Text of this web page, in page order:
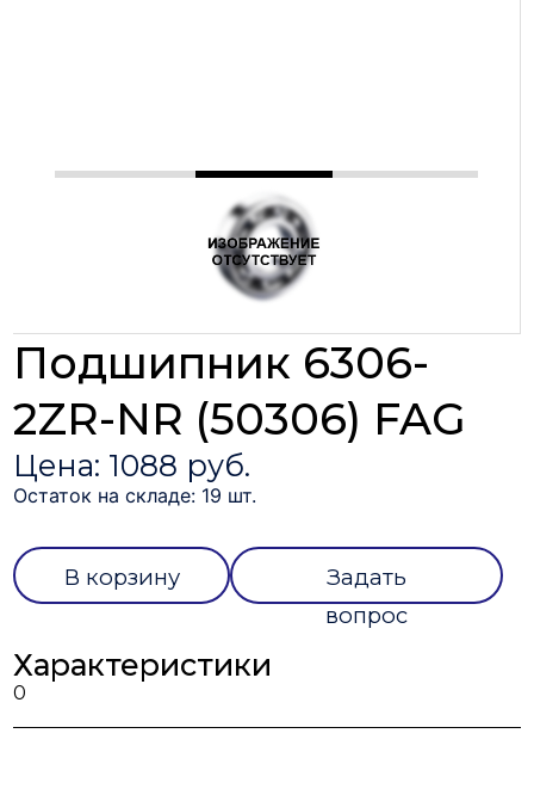
Подшипник 6306-
2ZR-NR (50306) FAG
Цена: 1088 руб.
Остаток на складе: 19 шт.
В корзину
Задать
вопрос
Характеристики
0